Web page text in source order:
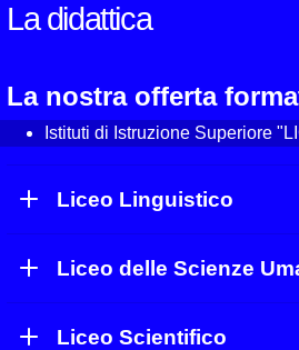
La didattica
La nostra offerta
Istituti di Istruzione Superiore
Liceo Linguistico
Liceo delle Scienze
Liceo Scientifico